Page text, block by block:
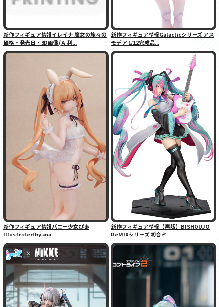
新作フィギュア情報イレイナ 魔女の旅々の
価格・発売日・3D画像(AI利...
新作フィギュア情報Galacticシリーズ アス
モデア 1/12完成品...
新作フィギュア情報バニー少女ぴあ
Illustrated by ana...
新作フィギュア情報【再販】BISHOUJO
ReMIXシリーズ 初音ミ...